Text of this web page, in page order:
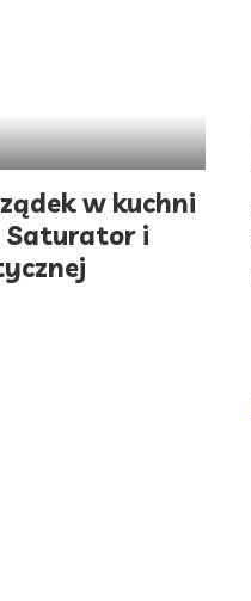
w kuchni
Saturator i